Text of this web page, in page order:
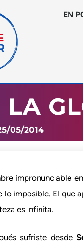
EN
05/2014
impronunciable en
lo imposible. El que
es infinita.
sufriste desde